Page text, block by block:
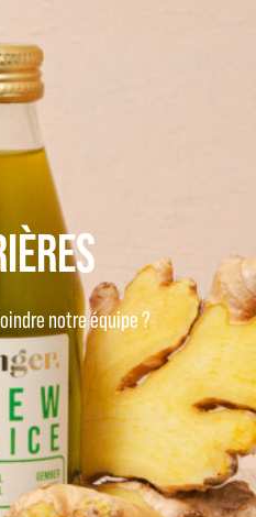
notre équipe ?